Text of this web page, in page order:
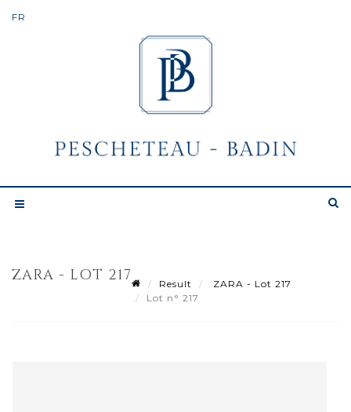
ZARA - LOT 217 Result
ZARA - Lot 217
Lot n° 217